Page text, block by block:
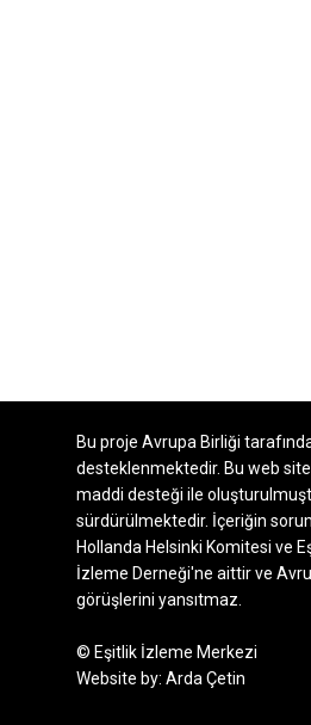
Bu proje Avrupa Birliği
desteklenmektedir. Bu web
maddi desteği ile
sürdürülmektedir. İçeriğin
Hollanda Helsinki Komitesi ve
İzleme Derneği'ne aittir ve
görüşlerini yansıtmaz.
© Eşitlik İzleme Merkezi
Website by: Arda Çetin